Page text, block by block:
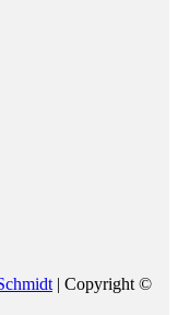
| Copyright ©